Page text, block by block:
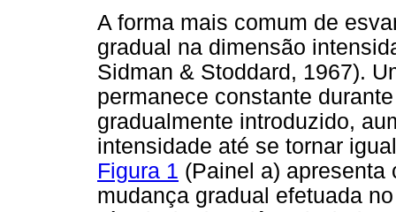
A forma mais comum de
gradual na dimensão
Sidman & Stoddard, 1967).
permanece constante
gradualmente introduzido,
intensidade até se tornar
Figura 1 (Painel a) apresenta
mudança gradual efetuada